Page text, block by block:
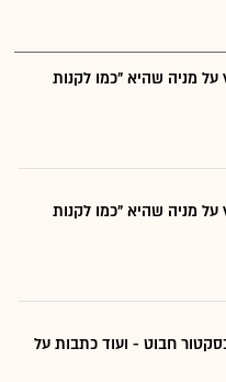
מניה שהיא "כמו לקנות
מניה שהיא "כמו לקנות
חבוט - ועוד כתבות על